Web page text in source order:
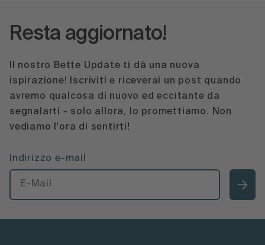
Resta aggiornato!
Il nostro Bette Update ti dà una nuova
ispirazione! Iscriviti e riceverai un post quando
avremo qualcosa di nuovo ed eccitante da
segnalarti - solo allora, lo promettiamo. Non
vediamo l'ora di sentirti!
Indirizzo e-mail